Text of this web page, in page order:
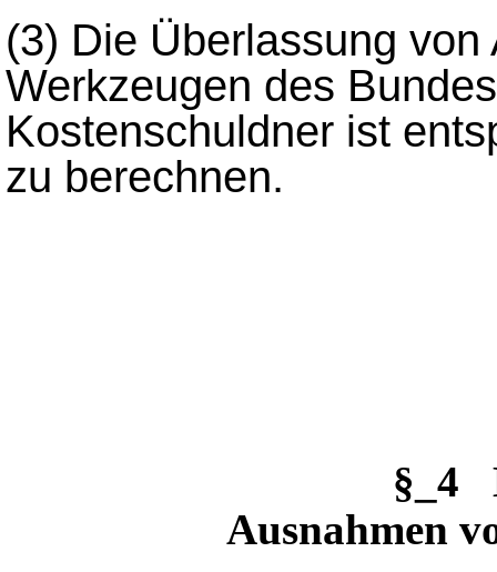
(3) Die Überlassung
Werkzeugen des
Kostenschuldner ist
zu berechnen.
§_4
Ausnahmen